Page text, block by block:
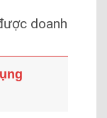
doanh